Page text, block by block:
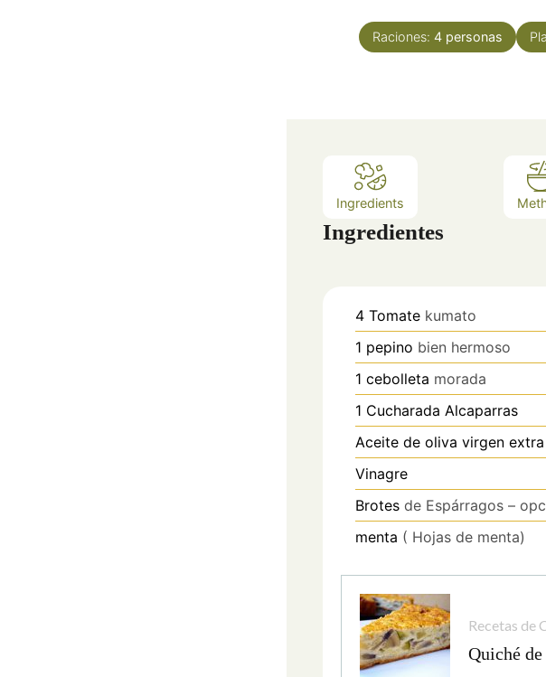
Raciones: 4 personas
Ingredients
Ingredientes
4 Tomate kumato
1 pepino bien hermoso
1 cebolleta morada
1 Cucharada Alcaparras
Aceite de oliva virgen extra
Vinagre
Brotes de Espárragos –
menta ( Hojas de menta)
Recetas de
Quiché